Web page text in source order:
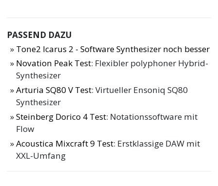
PASSEND DAZU
Tone2 Icarus 2 - Software Synthesizer noch besser
Novation Peak Test: Flexibler polyphoner Hybrid-
Synthesizer
Arturia SQ80 V Test: Virtueller Ensoniq SQ80
Synthesizer
Steinberg Dorico 4 Test: Notationssoftware mit
Flow
Acoustica Mixcraft 9 Test: Erstklassige DAW mit
XXL-Umfang